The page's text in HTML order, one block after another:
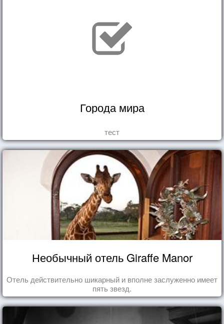
Города мира
тест
Необычный отель Giraffe Manor
Отель действительно шикарный и вполне заслуженно имеет
пять звезд.